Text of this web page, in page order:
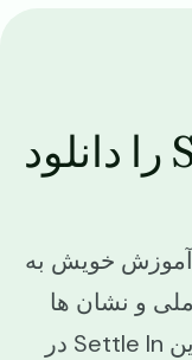
اپلیکیشن Settle In را دانلود
آموزش خویش به
و نشان ها
دسترسی داشته باشید. سیتل این Settle In در